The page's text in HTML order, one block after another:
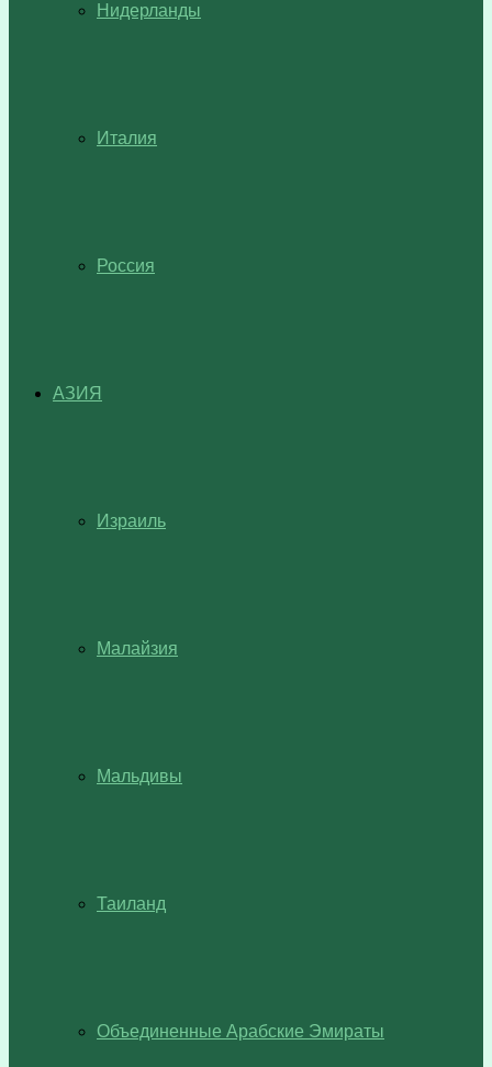
Нидерланды
Италия
Россия
АЗИЯ
Израиль
Малайзия
Мальдивы
Таиланд
Объединенные Арабские Эмираты